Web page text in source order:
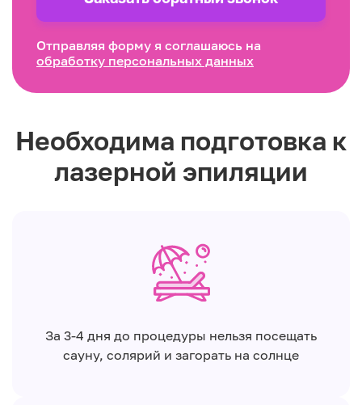
Отправляя форму я соглашаюсь на
обработку персональных данных
Необходима подготовка к
лазерной эпиляции
За 3-4 дня до процедуры нельзя посещать
сауну, солярий и загорать на солнце